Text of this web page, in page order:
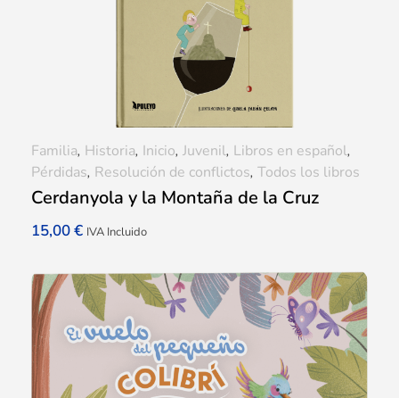
Cerdanyola y la Montaña de la Cruz
15,00€ IVA Incluido
Familia, Historia, Inicio, Juvenil, Libros en español,
Pérdidas, Resolución de conflictos, Todos los libros